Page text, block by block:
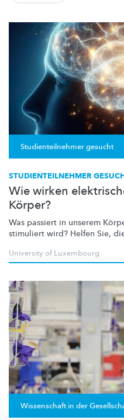
Studienteilnehmer gesucht
STUDIENTEILNEHMER
Wie wirken
Körper?
Was passiert in unserem
stimuliert wird? Helfen Sie,
University of Luxembourg
Wissenschaft in der